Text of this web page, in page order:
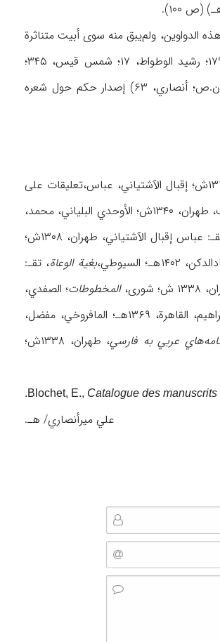
حتی الآن العثور علی أيمن هذه الدواوین، ولم‌یبق منه سوی أبیت متناثرة
بالعربیة والفارسیة بوصفها شواهد علی بعض الصناعات البدیعیة مثل القلب والمطاقة والتقابل وغیر ذلک (یواقیت، ۱۷۹؛ رشید الوطواط، ۱۷؛ شمس قیس، ۳۴۵؛
السیوطي، ۱/ ۵۲۸) بحیث لایمکن استناداً إلی هذه الأبیات وماورد بشأنه في کتب تراجم الشعراء (الأوحدي البلیاني، ن.ص؛ أنصاري، ۶۳) إصدار حکم حول شعره
البلیاني، محمد،
، تقـ: عباس إقبال الآشتیاني، طهران، ۱۳۰۸ش؛
السیوطي، بغیة الوعاة، تقـ:
المخطوطات؛ الصفدي،
المافروخي، مفضل،
عربي به فارسي، طهران، ۱۳۳۸ش؛
Blochet, E., Catalogue des manuscrits
علي میرأنصاري/ هـ.